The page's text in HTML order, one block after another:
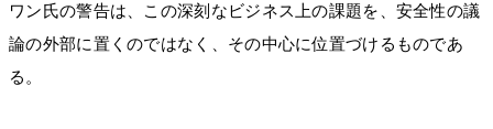
ワン氏の警告は、この深刻なビジネス上の課題を、安全性の議
論の外部に置くのではなく、その中心に位置づけるものであ
る。